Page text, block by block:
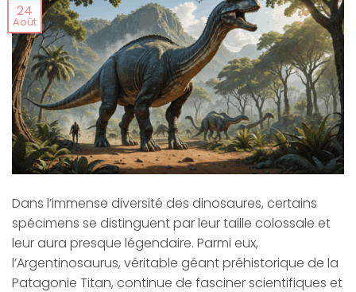
24
Août
Dans l’immense diversité des dinosaures, certains
spécimens se distinguent par leur taille colossale et
leur aura presque légendaire. Parmi eux,
l’Argentinosaurus, véritable géant préhistorique de la
Patagonie Titan, continue de fasciner scientifiques et